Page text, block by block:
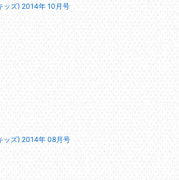
ッズ) 2014年 10月号
ッズ) 2014年 08月号